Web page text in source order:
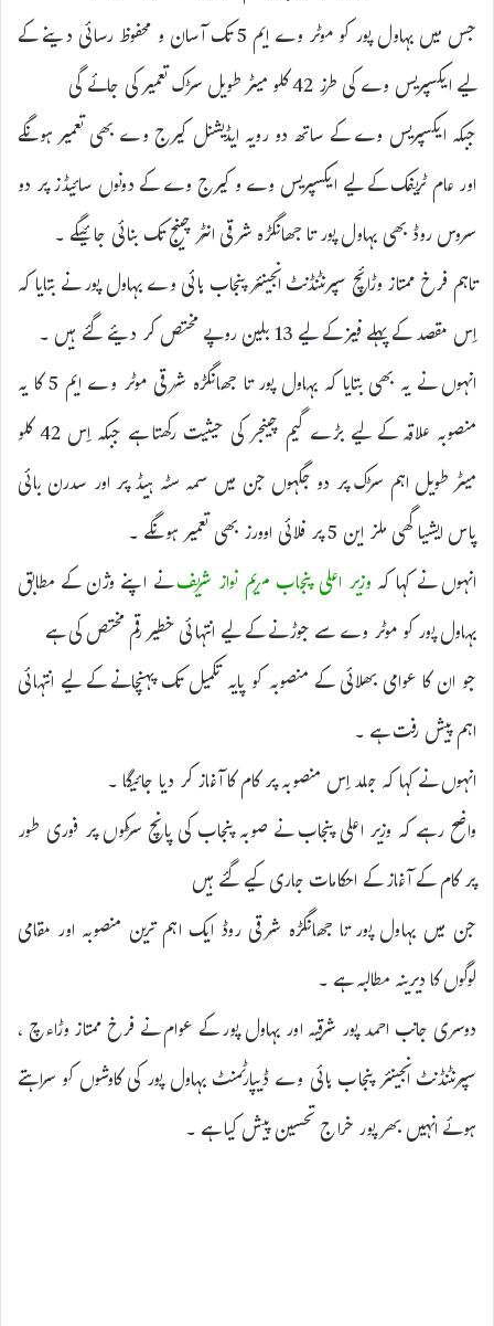
جس میں بہاول پور کو موٹر وے ایم 5 تک آسان و محفوظ رسائی دینے کے
لیے ایکسپریس وے کی طرز 42 کلو میٹر طویل سڑک تعمیر کی جائے گی
جبکہ ایکسپریس وے کے ساتھ دو رویہ ایڈیشنل کیرج وے بھی تعمیر ہونگے
اور عام ٹریفک کے لیے ایکسپریس وے و کیرج وے کے دونوں سائیڈز پر دو
سروس روڈ بھی بہاول پور تا جھانگڑہ شرقی انٹر چینج تک بنائی جائیگے ۔
تاہم فرخ ممتاز وڑائچ سپرنٹنڈنٹ انجینئر پنجاب ہائی وے بہاول پور نے بتایا کہ
اِس مقصد کے پہلے فیز کے لیے 13 بلین روپے مختص کر دیئے گئے ہیں ۔
انہوں نے یہ بھی بتایا کہ بہاول پور تا جھانگڑہ شرقی موٹر وے ایم 5 کا یہ
منصوبہ علاقہ کے لیے بڑے گیم چینجر کی حیثیت رکھتا ہے جبکہ اِس 42 کلو
میٹر طویل اہم سڑک پر دو جگہوں جن میں سمہ سٹہ ہیڈ پر اور سدرن بائی
پاس ایشیا گھی ملز این 5 پر فلائی اوورز بھی تعمیر ہونگے ۔
انہوں نے کہا کہوزیر اعلی پنجاب مریم نواز شریفنے اپنے وژن کے مطابق
بہاول پور کو موٹر وے سے جوڑنے کے لیے انتہائی خطیر رقم مختص کی ہے
جو ان کا عوامی بھلائی کے منصوبہ کو پایہ تکمیل تک پہنچانے کے لیے انتہائی
اہم پیش رفت ہے ۔
انہوں نے کہا کہ جلد اِس منصوبہ پر کام کا آغاز کر دیا جائیگا ۔
واضح رہے کہ وزیر اعلی پنجاب نے صوبہ پنجاب کی پانچ سڑکوں پر فوری طور
پر کام کے آغاز کے احکامات جاری کیے گئے ہیں
جن میں بہاول پور تا جھانگڑہ شرقی روڈ ایک اہم ترین منصوبہ اور مقامی
لوگوں کا دیرینہ مطالبہ ہے ۔
دوسری جانب احمد پور شرقیہ اور بہاول پور کے عوام نے فرخ ممتاز وڑاءچ ،
سپرنٹنڈنٹ انجینئر پنجاب ہائی وے ڈیپارٹمنٹ بہاول پور کی کاوشوں کو سراہتے
ہوئے انہیں بھر پور خراج تحسین پیش کیا ہے ۔